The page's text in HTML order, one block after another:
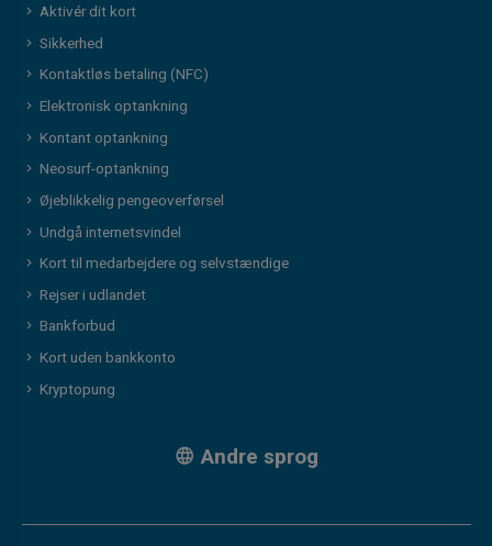
Aktivér dit kort
Sikkerhed
Kontaktløs betaling (NFC)
Elektronisk optankning
Kontant optankning
Neosurf-optankning
Øjeblikkelig pengeoverførsel
Undgå internetsvindel
Kort til medarbejdere og selvstændige
Rejser i udlandet
Bankforbud
Kort uden bankkonto
Kryptopung
Andre sprog